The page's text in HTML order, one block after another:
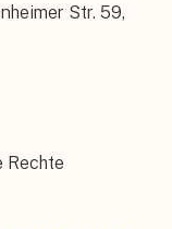
Str. 59,
Rechte